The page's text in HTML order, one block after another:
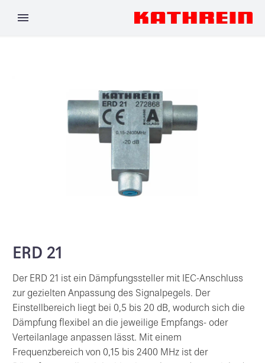
ERD 21
Der ERD 21 ist ein Dämpfungssteller mit IEC-Anschluss
zur gezielten Anpassung des Signalpegels. Der
Einstellbereich liegt bei 0,5 bis 20 dB, wodurch sich die
Dämpfung flexibel an die jeweilige Empfangs- oder
Verteilanlage anpassen lässt. Mit einem
Frequenzbereich von 0,15 bis 2400 MHz ist der